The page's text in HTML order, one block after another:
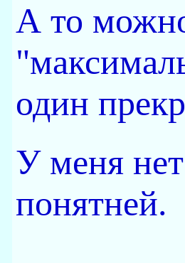
А то
один
У меня
понятней.